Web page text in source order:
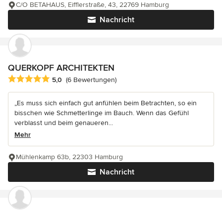
Nachricht
C/O BETAHAUS, Eifflerstraße, 43, 22769 Hamburg
QUERKOPF ARCHITEKTEN
Durchschnittliche Bewertung: 5 von 5 Sternen
5,0 (6 Bewertungen)
„Es muss sich einfach gut anfühlen beim Betrachten, so ein
bisschen wie Schmetterlinge im Bauch. Wenn das Gefühl
verblasst und beim genaueren...
Mehr
Nachricht
Mühlenkamp 63b, 22303 Hamburg